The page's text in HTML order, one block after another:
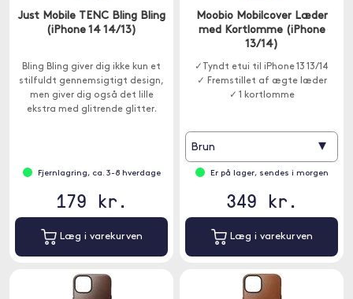
Just Mobile TENC Bling Bling
(iPhone 14 14/13)
Bling Bling giver dig ikke kun et
stilfuldt gennemsigtigt design,
men giver dig også det lille
ekstra med glitrende glitter.
Fjernlagring, ca. 3-8 hverdage
179 kr.
Læg i varekurven
Moobio Mobilcover Læder
med Kortlomme (iPhone
13/14)
✓Tyndt etui til iPhone 13 13/14
✓ Fremstillet af ægte læder
✓ 1 kortlomme
Brun ▾
Er på lager, sendes i morgen
349 kr.
Læg i varekurven